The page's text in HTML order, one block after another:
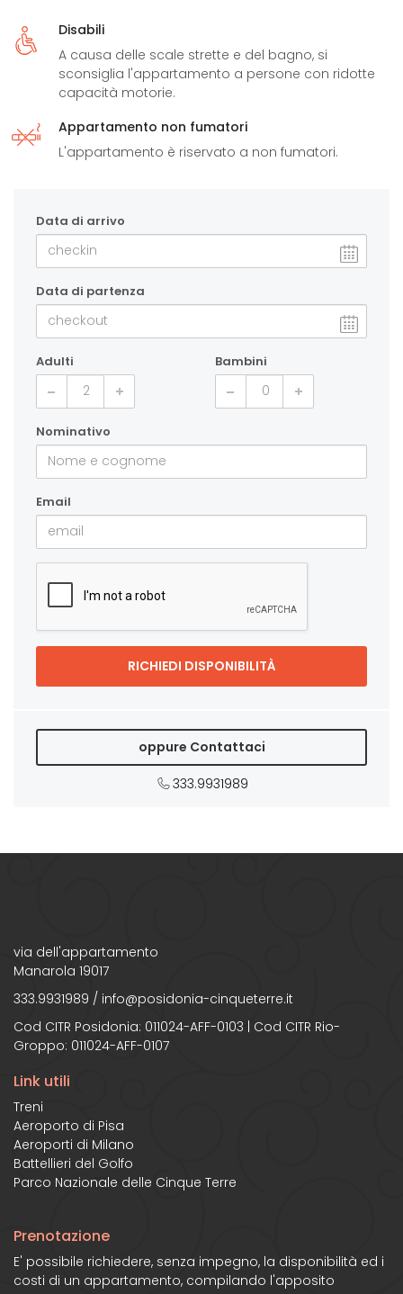
Disabili
A causa delle scale strette e del bagno, si
sconsiglia l'appartamento a persone con ridotte
capacità motorie.
Appartamento non fumatori
L'appartamento è riservato a non fumatori.
Data di arrivo
Data di partenza
Adulti Bambini
Nominativo
Email
oppure Contattaci
333.9931989
via dell'appartamento
Manarola 19017
333.9931989 / info@posidonia-cinqueterre.it
Cod CITR Posidonia: 011024-AFF-0103 | Cod CITR Rio-
Groppo: 011024-AFF-0107
Link utili
Treni
Aeroporto di Pisa
Aeroporti di Milano
Battellieri del Golfo
Parco Nazionale delle Cinque Terre
Prenotazione
E' possibile richiedere, senza impegno, la disponibilità ed i
costi di un appartamento, compilando l'apposito